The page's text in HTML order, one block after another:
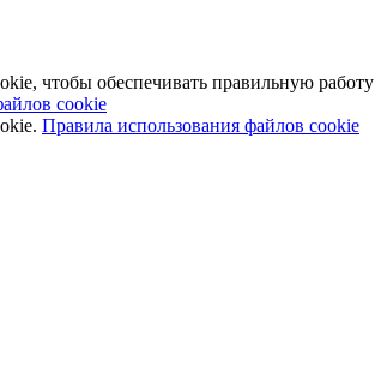
чтобы обеспечивать правильную работу
cookie
Правила использования файлов cookie